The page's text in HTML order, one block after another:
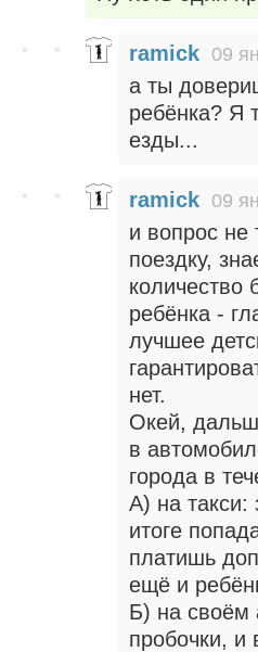
ramick 09
а ты
ребёнка? Я
езды...
ramick 09
и вопрос не
поездку,
количество
ребёнка -
лучшее
нет.
Окей,
в
города в
А) на такси:
итоге
платишь
ещё и
Б) на своём
пробочки, и